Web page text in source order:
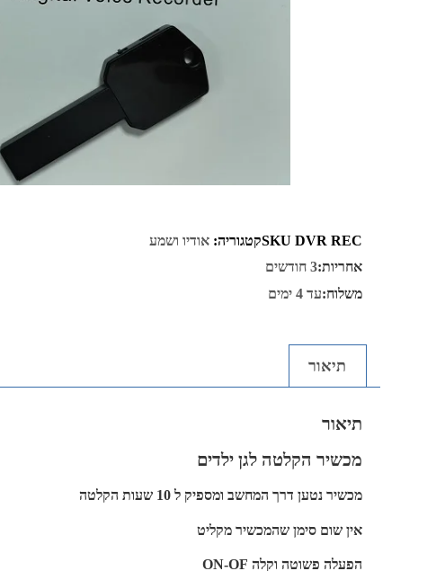
SKU DVR REC קטגוריה: אודיו ושמע
אחריות:3 חודשים
משלוח:עד 4 ימים
תיאור
תיאור
מכשיר הקלטה לגן ילדים
מכשיר נטען דרך המחשב ומספיק ל 10 שעות הקלטה
אין שום סימן שהמכשיר מקליט
הפעלה פשוטה וקלה ON-OF